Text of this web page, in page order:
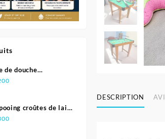
de douche
- Neutraderm
croûtes de lait
DESCRIPTION